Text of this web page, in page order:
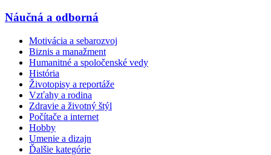
Náučná a odborná
Motivácia a sebarozvoj
Biznis a manažment
Humanitné a spoločenské vedy
História
Životopisy a reportáže
Vzťahy a rodina
Zdravie a životný štýl
Počítače a internet
Hobby
Umenie a dizajn
Ďalšie kategórie